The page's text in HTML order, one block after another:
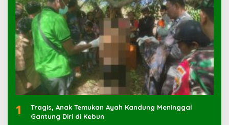
1
Tragis, Anak Temukan Ayah Kandung Meninggal
Gantung Diri di Kebun